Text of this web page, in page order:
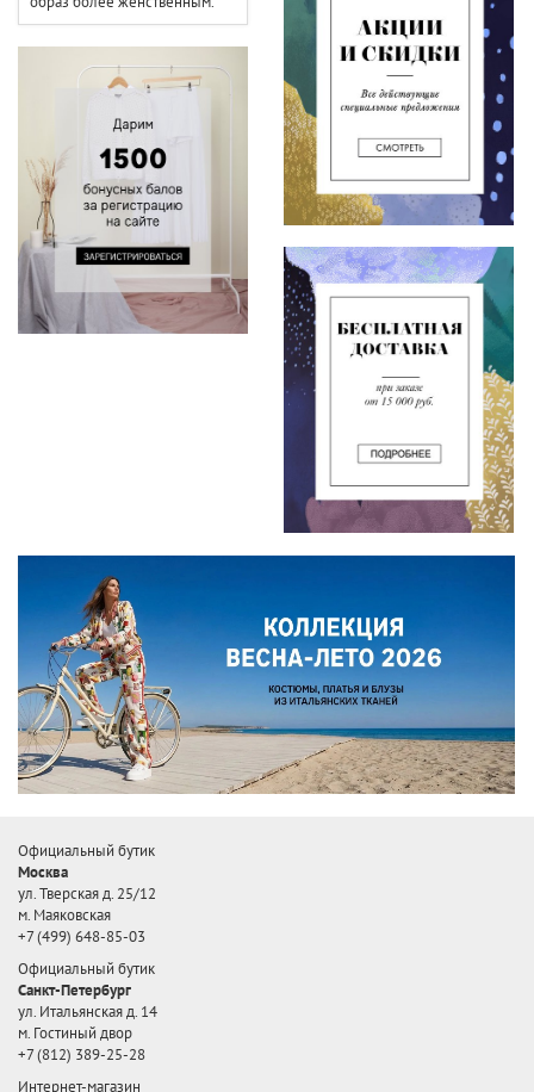
Официальный бутик
Москва
ул. Тверская д. 25/12
м. Маяковская
+7 (499) 648-85-03
Официальный бутик
Санкт-Петербург
ул. Итальянская д. 14
м. Гостиный двор
+7 (812) 389-25-28
Интернет-магазин